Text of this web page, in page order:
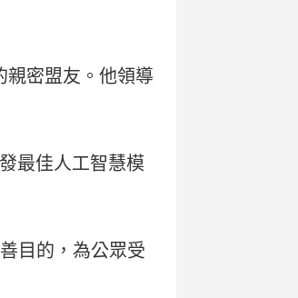
親密盟友。他領導
最佳人工智慧模
目的，為公眾受